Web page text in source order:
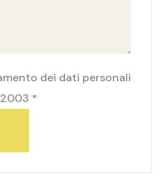
dei dati personali
2003 *